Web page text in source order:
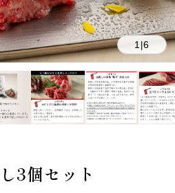
1 |6
3個セット